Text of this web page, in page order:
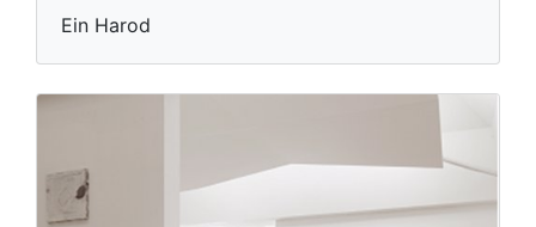
Ein Harod